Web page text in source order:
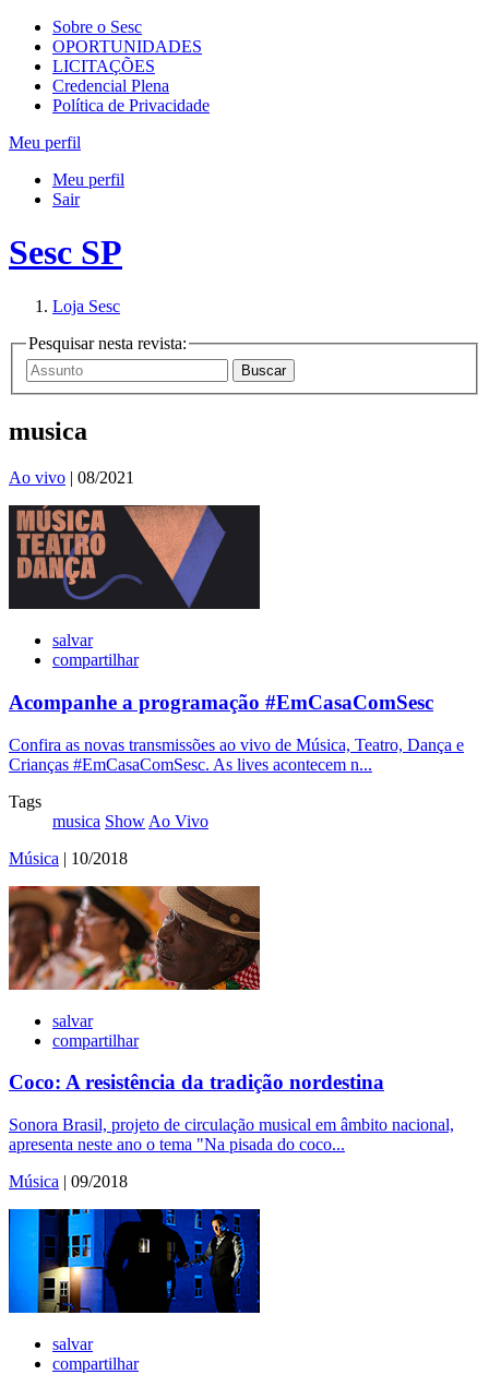
Sobre o Sesc
OPORTUNIDADES
LICITAÇÕES
Credencial Plena
Política de Privacidade
Meu perfil
Meu perfil
Sair
Sesc SP
Loja Sesc
Pesquisar nesta revista:
musica
Ao vivo | 08/2021
salvar
compartilhar
Acompanhe a programação #EmCasaComSesc
Confira as novas transmissões ao vivo de Música, Teatro, Dança e
Crianças #EmCasaComSesc. As lives acontecem n...
Tags
musica Show Ao Vivo
Música | 10/2018
salvar
compartilhar
Coco: A resistência da tradição nordestina
Sonora Brasil, projeto de circulação musical em âmbito nacional,
apresenta neste ano o tema "Na pisada do coco...
Música | 09/2018
salvar
compartilhar